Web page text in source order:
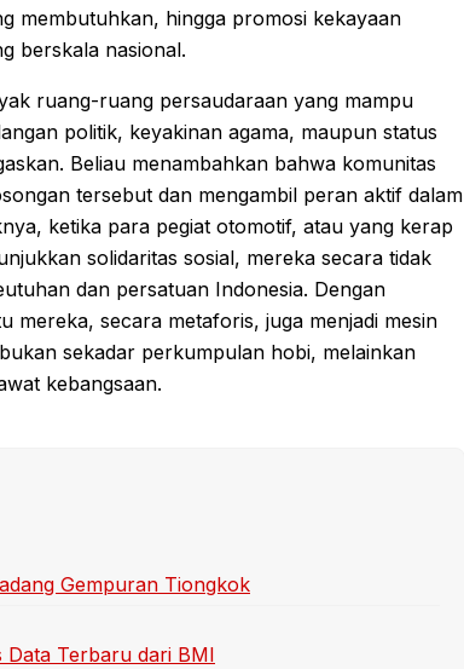
membutuhkan, hingga promosi kekayaan
berskala nasional.
ruang-ruang persaudaraan yang mampu
politik, keyakinan agama, maupun status
Beliau menambahkan bahwa komunitas
tersebut dan mengambil peran aktif dalam
ketika para pegiat otomotif, atau yang kerap
solidaritas sosial, mereka secara tidak
dan persatuan Indonesia. Dengan
mereka, secara metaforis, juga menjadi mesin
sekadar perkumpulan hobi, melainkan
kebangsaan.
Gempuran Tiongkok
Data Terbaru dari BMI